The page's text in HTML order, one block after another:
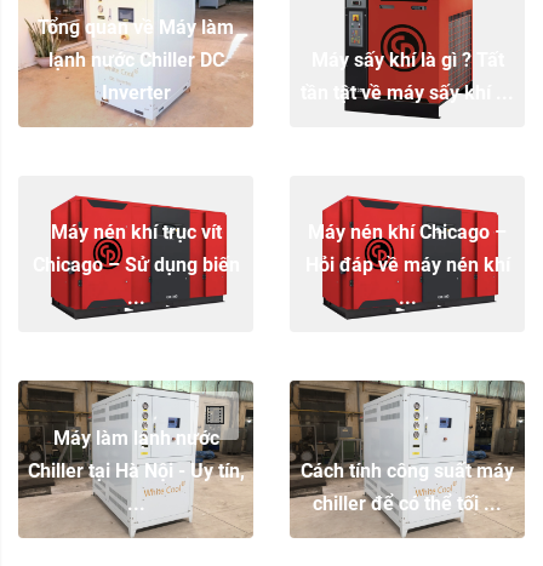
Tổng quan về Máy làm
lạnh nước Chiller DC
Inverter
Máy sấy khí là gì ? Tất
tần tật về máy sấy khí ...
Máy nén khí trục vít
Chicago – Sử dụng biến
...
Máy nén khí Chicago –
Hỏi đáp về máy nén khí
...
Máy làm lạnh nước
Chiller tại Hà Nội - Uy tín,
...
Cách tính công suất máy
chiller để có thể tối ...